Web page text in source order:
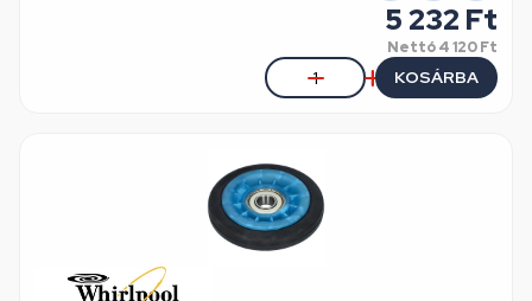
5 232 Ft
Nettó4 120 Ft
KOSÁRBA